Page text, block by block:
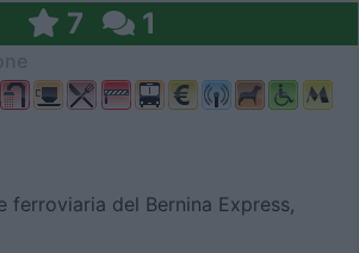
7 1
ferroviaria del Bernina Express,